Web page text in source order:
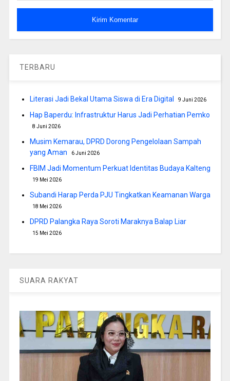
TERBARU
Literasi Jadi Bekal Utama Siswa di Era Digital 9 Juni 2026
Hap Baperdu: Infrastruktur Harus Jadi Perhatian Pemko
8 Juni 2026
Musim Kemarau, DPRD Dorong Pengelolaan Sampah
yang Aman
6 Juni 2026
FBIM Jadi Momentum Perkuat Identitas Budaya Kalteng
19 Mei 2026
Subandi Harap Perda PJU Tingkatkan Keamanan Warga
18 Mei 2026
DPRD Palangka Raya Soroti Maraknya Balap Liar
15 Mei 2026
SUARA RAKYAT